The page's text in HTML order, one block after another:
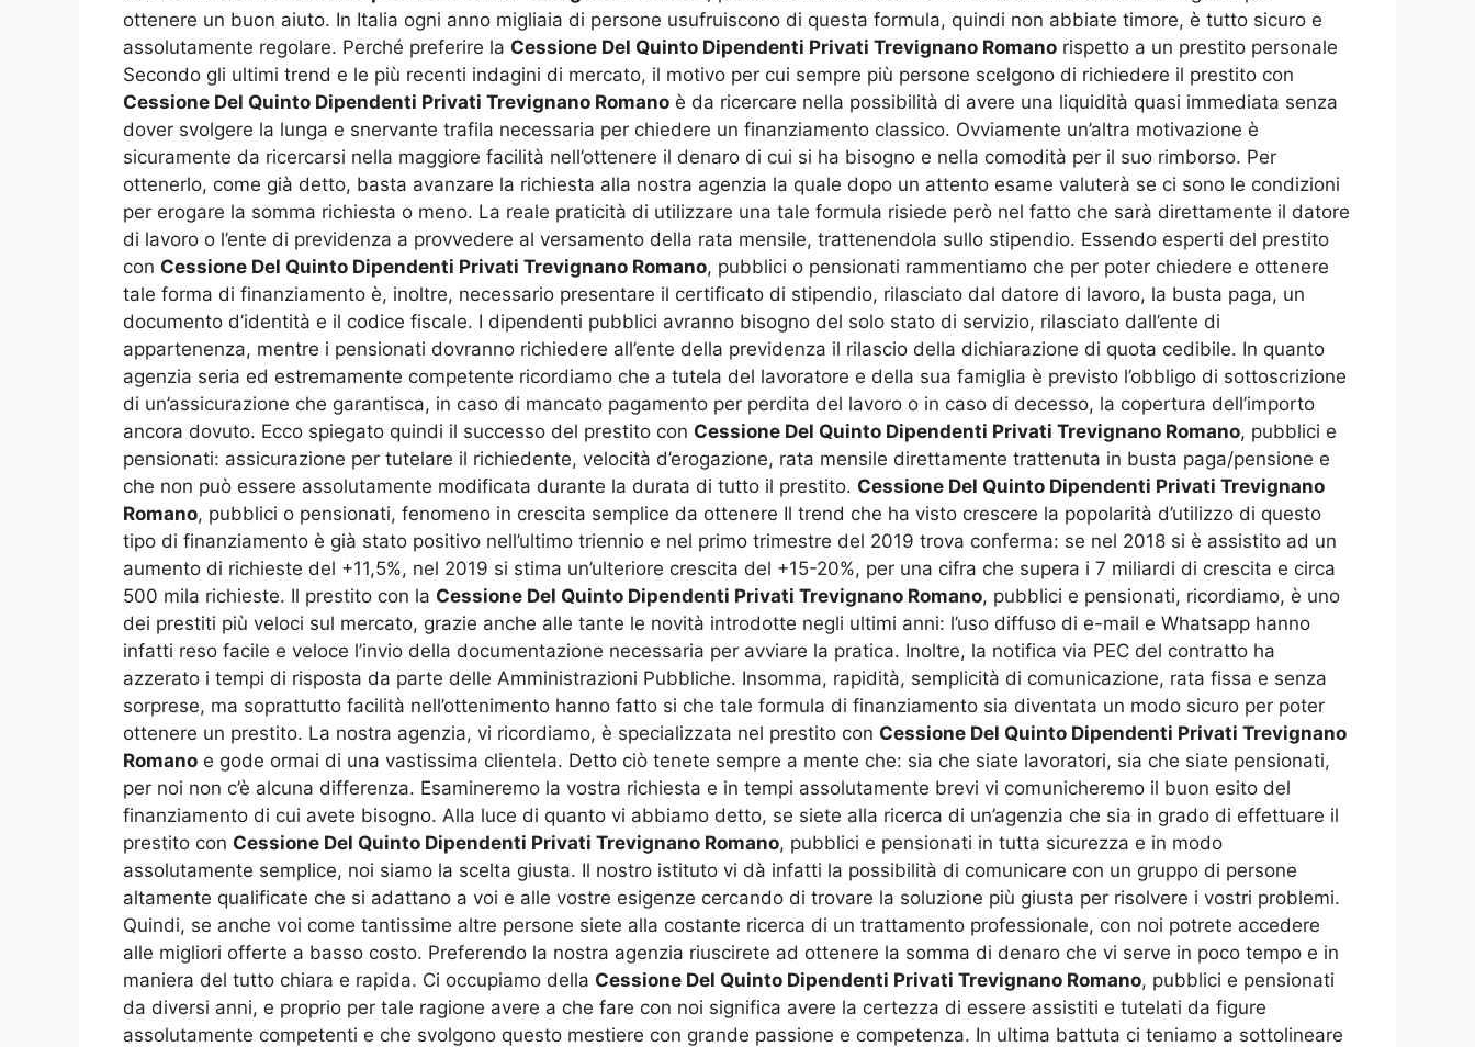
ottenere un buon aiuto. In Italia ogni anno migliaia di persone usufruiscono di questa formula, quindi non abbiate timore, è tutto sicuro e
assolutamente regolare. Perché preferire la Cessione Del Quinto Dipendenti Privati Trevignano Romano rispetto a un prestito personale
Secondo gli ultimi trend e le più recenti indagini di mercato, il motivo per cui sempre più persone scelgono di richiedere il prestito con
Cessione Del Quinto Dipendenti Privati Trevignano Romano è da ricercare nella possibilità di avere una liquidità quasi immediata senza
dover svolgere la lunga e snervante trafila necessaria per chiedere un finanziamento classico. Ovviamente un’altra motivazione è
sicuramente da ricercarsi nella maggiore facilità nell’ottenere il denaro di cui si ha bisogno e nella comodità per il suo rimborso. Per
ottenerlo, come già detto, basta avanzare la richiesta alla nostra agenzia la quale dopo un attento esame valuterà se ci sono le condizioni
per erogare la somma richiesta o meno. La reale praticità di utilizzare una tale formula risiede però nel fatto che sarà direttamente il datore
di lavoro o l’ente di previdenza a provvedere al versamento della rata mensile, trattenendola sullo stipendio. Essendo esperti del prestito
con Cessione Del Quinto Dipendenti Privati Trevignano Romano, pubblici o pensionati rammentiamo che per poter chiedere e ottenere
tale forma di finanziamento è, inoltre, necessario presentare il certificato di stipendio, rilasciato dal datore di lavoro, la busta paga, un
documento d’identità e il codice fiscale. I dipendenti pubblici avranno bisogno del solo stato di servizio, rilasciato dall’ente di
appartenenza, mentre i pensionati dovranno richiedere all’ente della previdenza il rilascio della dichiarazione di quota cedibile. In quanto
agenzia seria ed estremamente competente ricordiamo che a tutela del lavoratore e della sua famiglia è previsto l’obbligo di sottoscrizione
di un’assicurazione che garantisca, in caso di mancato pagamento per perdita del lavoro o in caso di decesso, la copertura dell’importo
ancora dovuto. Ecco spiegato quindi il successo del prestito con Cessione Del Quinto Dipendenti Privati Trevignano Romano, pubblici e
pensionati: assicurazione per tutelare il richiedente, velocità d’erogazione, rata mensile direttamente trattenuta in busta paga/pensione e
che non può essere assolutamente modificata durante la durata di tutto il prestito. Cessione Del Quinto Dipendenti Privati Trevignano
Romano, pubblici o pensionati, fenomeno in crescita semplice da ottenere Il trend che ha visto crescere la popolarità d’utilizzo di questo
tipo di finanziamento è già stato positivo nell’ultimo triennio e nel primo trimestre del 2019 trova conferma: se nel 2018 si è assistito ad un
aumento di richieste del +11,5%, nel 2019 si stima un’ulteriore crescita del +15-20%, per una cifra che supera i 7 miliardi di crescita e circa
500 mila richieste. Il prestito con la Cessione Del Quinto Dipendenti Privati Trevignano Romano, pubblici e pensionati, ricordiamo, è uno
dei prestiti più veloci sul mercato, grazie anche alle tante le novità introdotte negli ultimi anni: l’uso diffuso di e-mail e Whatsapp hanno
infatti reso facile e veloce l’invio della documentazione necessaria per avviare la pratica. Inoltre, la notifica via PEC del contratto ha
azzerato i tempi di risposta da parte delle Amministrazioni Pubbliche. Insomma, rapidità, semplicità di comunicazione, rata fissa e senza
sorprese, ma soprattutto facilità nell’ottenimento hanno fatto si che tale formula di finanziamento sia diventata un modo sicuro per poter
ottenere un prestito. La nostra agenzia, vi ricordiamo, è specializzata nel prestito con Cessione Del Quinto Dipendenti Privati Trevignano
Romano e gode ormai di una vastissima clientela. Detto ciò tenete sempre a mente che: sia che siate lavoratori, sia che siate pensionati,
per noi non c’è alcuna differenza. Esamineremo la vostra richiesta e in tempi assolutamente brevi vi comunicheremo il buon esito del
finanziamento di cui avete bisogno. Alla luce di quanto vi abbiamo detto, se siete alla ricerca di un’agenzia che sia in grado di effettuare il
prestito con Cessione Del Quinto Dipendenti Privati Trevignano Romano, pubblici e pensionati in tutta sicurezza e in modo
assolutamente semplice, noi siamo la scelta giusta. Il nostro istituto vi dà infatti la possibilità di comunicare con un gruppo di persone
altamente qualificate che si adattano a voi e alle vostre esigenze cercando di trovare la soluzione più giusta per risolvere i vostri problemi.
Quindi, se anche voi come tantissime altre persone siete alla costante ricerca di un trattamento professionale, con noi potrete accedere
alle migliori offerte a basso costo. Preferendo la nostra agenzia riuscirete ad ottenere la somma di denaro che vi serve in poco tempo e in
maniera del tutto chiara e rapida. Ci occupiamo della Cessione Del Quinto Dipendenti Privati Trevignano Romano, pubblici e pensionati
da diversi anni, e proprio per tale ragione avere a che fare con noi significa avere la certezza di essere assistiti e tutelati da figure
assolutamente competenti e che svolgono questo mestiere con grande passione e competenza. In ultima battuta ci teniamo a sottolineare